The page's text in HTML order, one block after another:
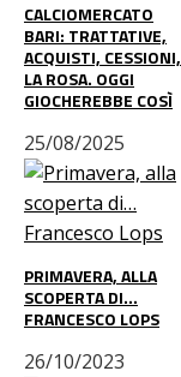
CALCIOMERCATO
BARI: TRATTATIVE,
ACQUISTI, CESSIONI,
LA ROSA. OGGI
GIOCHEREBBE COSÌ
25/08/2025
PRIMAVERA, ALLA
SCOPERTA DI…
FRANCESCO LOPS
26/10/2023